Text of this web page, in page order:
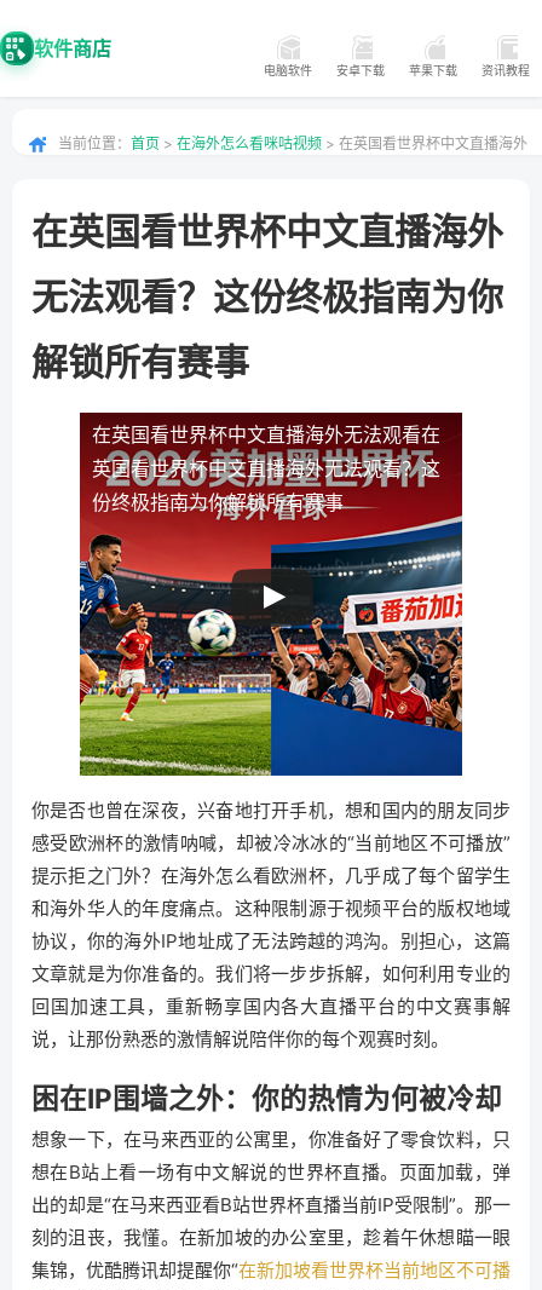
软件商店
电脑软件 安卓下载 苹果下载 资讯教程
当前位置： 首页 > 在海外怎么看咪咕视频 > 在英国看世界杯中文直播海外
在英国看世界杯中文直播海外
无法观看？这份终极指南为你
解锁所有赛事
在英国看世界杯中文直播海外无法观看在
英国看世界杯中文直播海外无法观看？这
份终极指南为你解锁所有赛事
你是否也曾在深夜，兴奋地打开手机，想和国内的朋友同步
感受欧洲杯的激情呐喊，却被冷冰冰的“当前地区不可播放”
提示拒之门外？在海外怎么看欧洲杯，几乎成了每个留学生
和海外华人的年度痛点。这种限制源于视频平台的版权地域
协议，你的海外IP地址成了无法跨越的鸿沟。别担心，这篇
文章就是为你准备的。我们将一步步拆解，如何利用专业的
回国加速工具，重新畅享国内各大直播平台的中文赛事解
说，让那份熟悉的激情解说陪伴你的每个观赛时刻。
困在IP围墙之外：你的热情为何被冷却
想象一下，在马来西亚的公寓里，你准备好了零食饮料，只
想在B站上看一场有中文解说的世界杯直播。页面加载，弹
出的却是“在马来西亚看B站世界杯直播当前IP受限制”。那一
刻的沮丧，我懂。在新加坡的办公室里，趁着午休想瞄一眼
集锦，优酷腾讯却提醒你“在新加坡看世界杯当前地区不可播